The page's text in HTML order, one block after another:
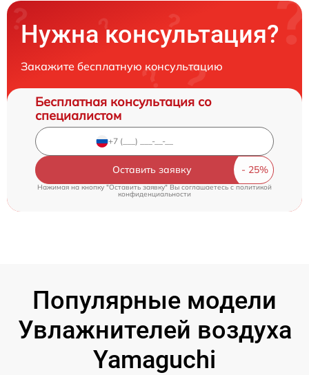
Нужна консультация?
Закажите бесплатную консультацию
Бесплатная консультация со
специалистом
Оставить заявку
Нажимая на кнопку "Оставить заявку" Вы соглашаетесь cполитикой
конфиденциальности
Популярные модели
Увлажнителей воздуха
Yamaguchi